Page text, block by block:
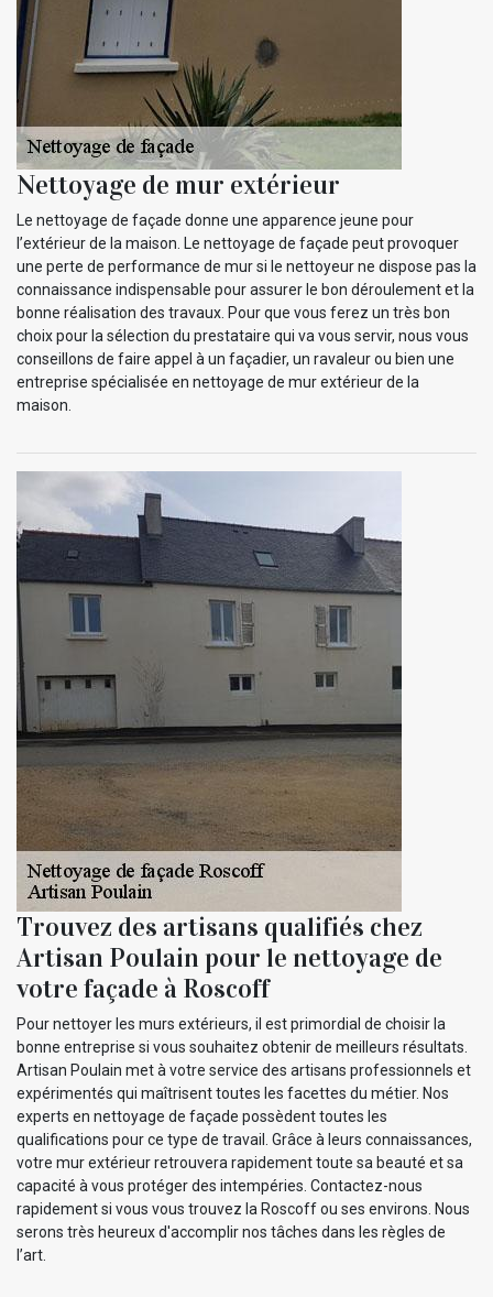
Nettoyage de mur extérieur
Le nettoyage de façade donne une apparence jeune pour
l’extérieur de la maison. Le nettoyage de façade peut provoquer
une perte de performance de mur si le nettoyeur ne dispose pas la
connaissance indispensable pour assurer le bon déroulement et la
bonne réalisation des travaux. Pour que vous ferez un très bon
choix pour la sélection du prestataire qui va vous servir, nous vous
conseillons de faire appel à un façadier, un ravaleur ou bien une
entreprise spécialisée en nettoyage de mur extérieur de la
maison.
Trouvez des artisans qualifiés chez
Artisan Poulain pour le nettoyage de
votre façade à Roscoff
Pour nettoyer les murs extérieurs, il est primordial de choisir la
bonne entreprise si vous souhaitez obtenir de meilleurs résultats.
Artisan Poulain met à votre service des artisans professionnels et
expérimentés qui maîtrisent toutes les facettes du métier. Nos
experts en nettoyage de façade possèdent toutes les
qualifications pour ce type de travail. Grâce à leurs connaissances,
votre mur extérieur retrouvera rapidement toute sa beauté et sa
capacité à vous protéger des intempéries. Contactez-nous
rapidement si vous vous trouvez la Roscoff ou ses environs. Nous
serons très heureux d'accomplir nos tâches dans les règles de
l’art.